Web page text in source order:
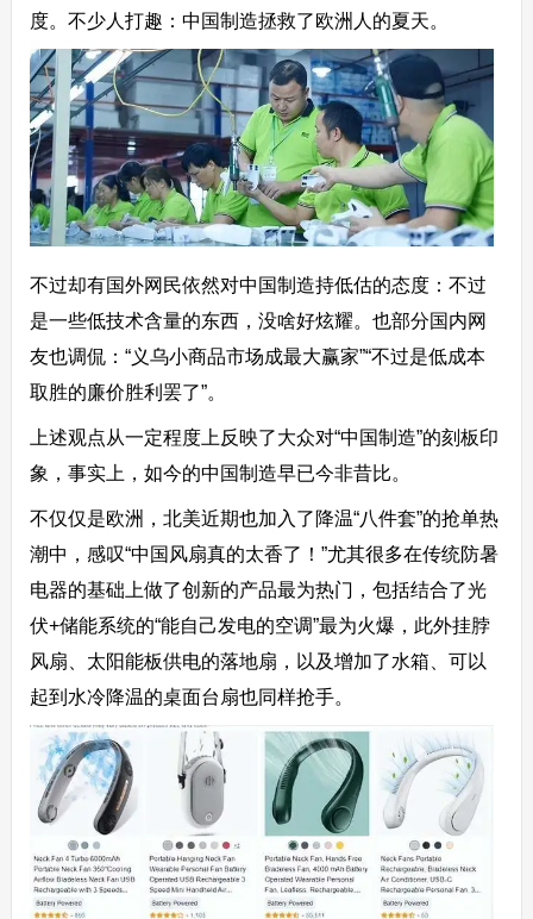
度。不少人打趣：中国制造拯救了欧洲人的夏天。
不过却有国外网民依然对中国制造持低估的态度：不过
是一些低技术含量的东西，没啥好炫耀。也部分国内网
友也调侃：“义乌小商品市场成最大赢家”“不过是低成本
取胜的廉价胜利罢了”。
上述观点从一定程度上反映了大众对“中国制造”的刻板印
象，事实上，如今的中国制造早已今非昔比。
不仅仅是欧洲，北美近期也加入了降温“八件套”的抢单热
潮中，感叹“中国风扇真的太香了！”尤其很多在传统防暑
电器的基础上做了创新的产品最为热门，包括结合了光
伏+储能系统的“能自己发电的空调”最为火爆，此外挂脖
风扇、太阳能板供电的落地扇，以及增加了水箱、可以
起到水冷降温的桌面台扇也同样抢手。